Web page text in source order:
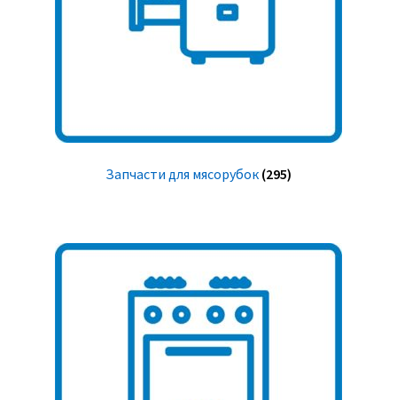
Запчасти для мясорубок (295)